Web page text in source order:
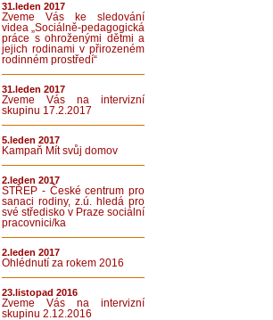
31.leden 2017
Zveme Vás ke sledování
videa „Sociálně-pedagogická
práce s ohroženými dětmi a
jejich rodinami v přirozeném
rodinném prostředí“
31.leden 2017
Zveme Vás na intervizní
skupinu 17.2.2017
5.leden 2017
Kampaň Mít svůj domov
2.leden 2017
STŘEP - České centrum pro
sanaci rodiny, z.ú. hledá pro
své středisko v Praze sociální
pracovnici/ka
2.leden 2017
Ohlédnutí za rokem 2016
23.listopad 2016
Zveme Vás na intervizní
skupinu 2.12.2016